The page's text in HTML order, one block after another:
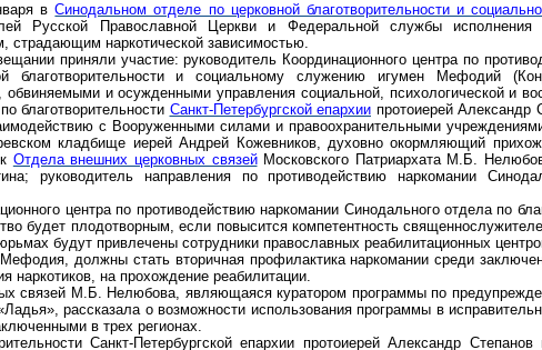
вСинодальном отделе по церковной благотворительности и
Русской Православной Церкви и Федеральной службы
страдающим наркотической зависимостью.
приняли участие: руководитель Координационного центра по
благотворительности и социальному служению игумен Мефодий
обвиняемыми и осужденными управления социальной, психологической и
благотворительности Санкт-Петербургской епархии протоиерей Александр
с Вооруженными силами и правоохранительными
кладбище иерей Андрей Кожевников, духовноокормляющий
Отдела внешних церковных связейМосковского Патриархата М.Б.
руководитель направления по противодействию наркомании
центра по противодействию наркомании Синодального отдела по
будет плодотворным, если повысится компетентность
будут привлечены сотрудники православных реабилитационных
Мефодия, должны стать вторичная профилактика наркомании среди
наркотиков, на прохождение реабилитации.
связей М.Б. Нелюбова, являющаяся куратором программы по
рассказала о возможности использования программы в
в трех регионах.
Санкт-Петербургской епархии протоиерей Александр